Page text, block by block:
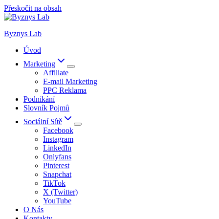
Přeskočit na obsah
Byznys Lab
Úvod
Marketing
Affiliate
E-mail Marketing
PPC Reklama
Podnikání
Slovník Pojmů
Sociální Sítě
Facebook
Instagram
LinkedIn
Onlyfans
Pinterest
Snapchat
TikTok
X (Twitter)
YouTube
O Nás